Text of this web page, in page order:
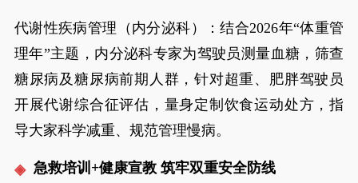
代谢性疾病管理（内分泌科）：结合2026年“体重管
理年”主题，内分泌科专家为驾驶员测量血糖，筛查
糖尿病及糖尿病前期人群，针对超重、肥胖驾驶员
开展代谢综合征评估，量身定制饮食运动处方，指
导大家科学减重、规范管理慢病。
急救培训+健康宣教 筑牢双重安全防线